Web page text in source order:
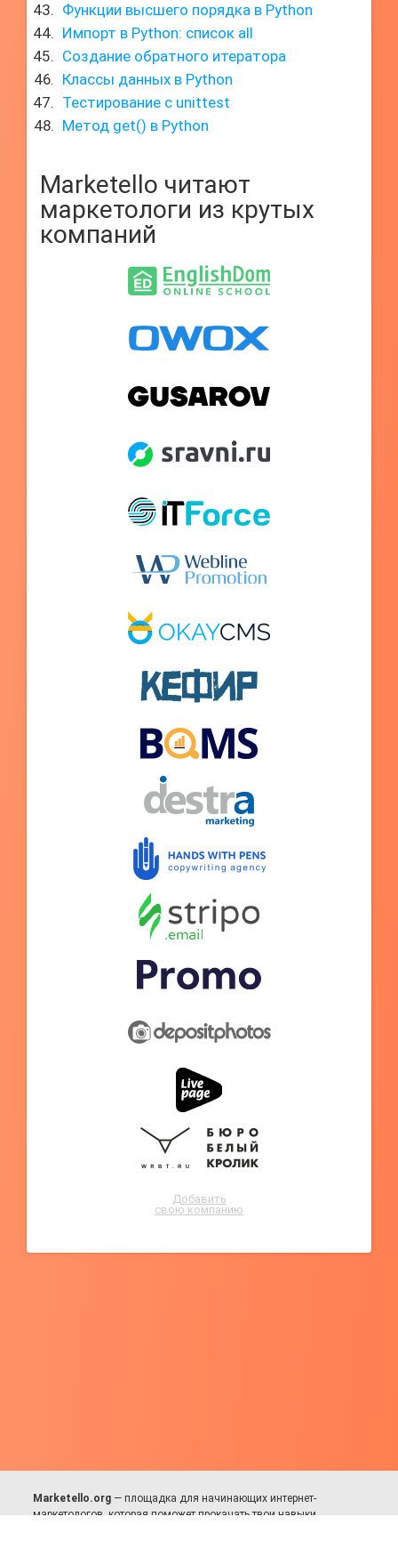
Функции высшего порядка в Python
Импорт в Python: список all
Создание обратного итератора
Классы данных в Python
Тестирование с unittest
Метод get() в Python
Marketello читают
маркетологи из крутых
компаний
Добавить
свою компанию
Marketello.org — площадка для начинающих интернет-
маркетологов, которая поможет прокачать твои навыки.